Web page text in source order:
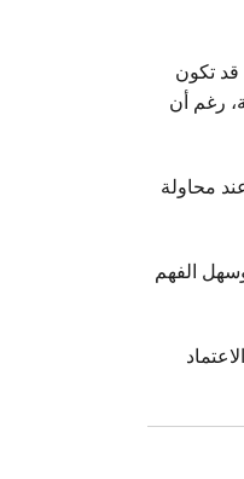
قد تكون
رغم أن
محاولة
الفهم